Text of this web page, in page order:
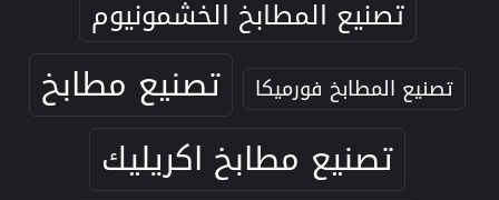
تصنيع المطابخ الخشمونيوم
تصنيع المطابخ فورميكا
تصنيع مطابخ
تصنيع مطابخ اكريليك